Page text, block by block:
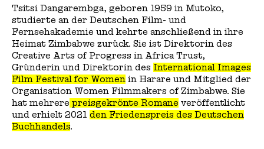
Tsitsi Dangarembga, geboren 1959 in Mutoko,
studierte an der Deutschen Film- und
Fernsehakademie und kehrte anschließend in ihre
Heimat Zimbabwe zurück. Sie ist Direktorin des
Creative Arts of Progress in Africa Trust,
Gründerin und Direktorin des International Images
Film Festival for Women in Harare und Mitglied der
Organisation Women Filmmakers of Zimbabwe. Sie
hat mehrere preisgekrönte Romane veröffentlicht
und erhielt 2021 den Friedenspreis des Deutschen
Buchhandels.